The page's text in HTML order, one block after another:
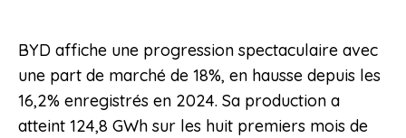
BYD affiche une progression spectaculaire avec
une part de marché de 18%, en hausse depuis les
16,2% enregistrés en 2024. Sa production a
atteint 124,8 GWh sur les huit premiers mois de